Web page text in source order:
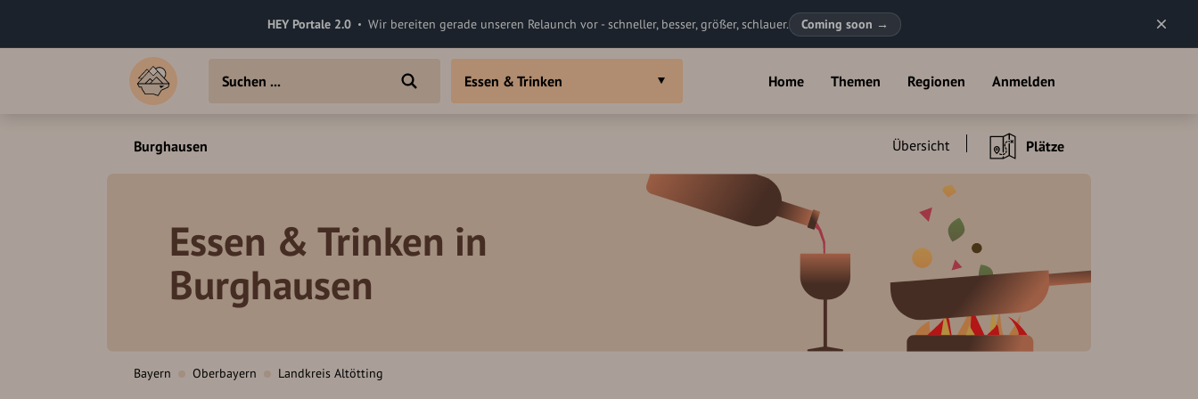
HEY Portale 2.0 Wir bereiten gerade unseren Relaunch vor - schneller, besser, größer, schlauer. Coming soon →
Home Themen Regionen Anmelden
Essen & Trinken
Burghausen Übersicht Plätze
Essen & Trinken in
Burghausen
Bayern Oberbayern Landkreis Altötting